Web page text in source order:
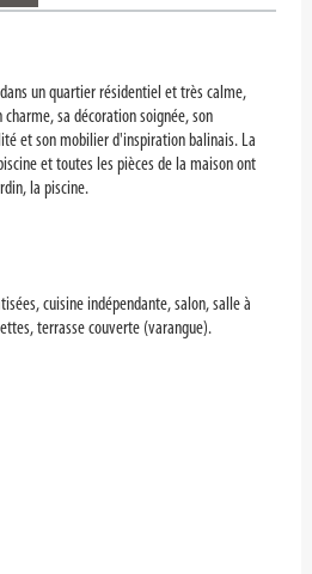
un quartier résidentiel et très calme,
sa décoration soignée, son
et son mobilier d'inspiration balinais. La
et toutes les pièces de la maison ont
la piscine.
cuisine indépendante, salon, salle à
terrasse couverte (varangue).